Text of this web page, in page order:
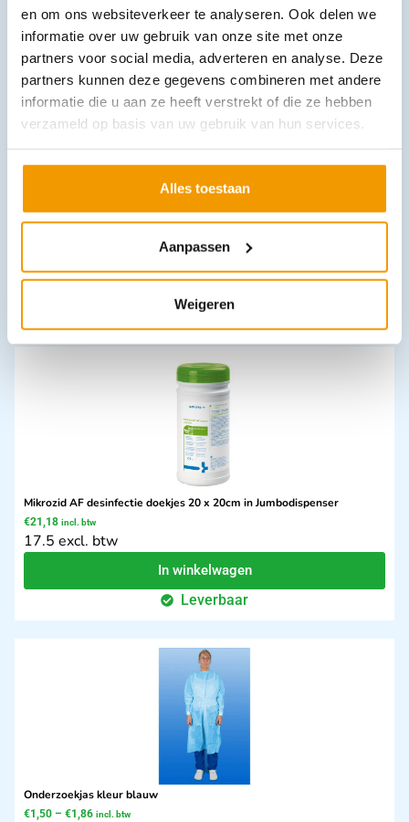
en om ons websiteverkeer te analyseren. Ook delen we
informatie over uw gebruik van onze site met onze
partners voor social media, adverteren en analyse. Deze
partners kunnen deze gegevens combineren met andere
informatie die u aan ze heeft verstrekt of die ze hebben
verzameld op basis van uw gebruik van hun services.
Alles toestaan
Aanpassen
Weigeren
Leverbaar
Dettol ontsmettingsmiddel
Opties bekijken
Leverbaar
Mikrozid AF desinfectie doekjes 20 x 20cm in Jumbodispenser
€21,18 incl. btw
17.5 excl. btw
In winkelwagen
Leverbaar
Onderzoekjas kleur blauw
€1,50 – €1,86 incl. btw